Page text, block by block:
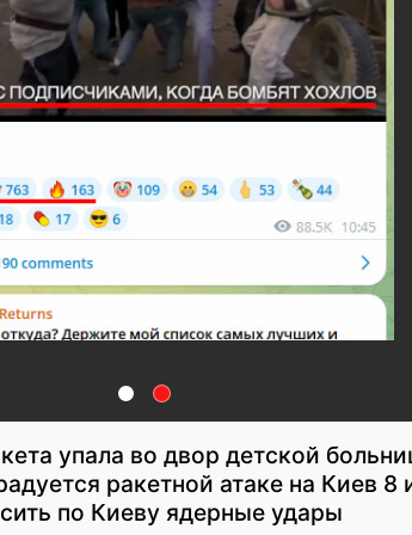
упала во двор детской
ракетной атаке на Киев
по Киеву ядерные удары